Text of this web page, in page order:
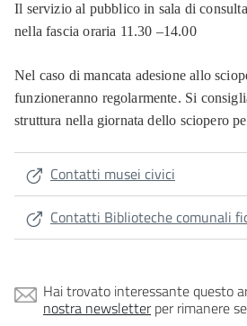
Il servizio al pubblico in sala di
nella fascia oraria 11.30 –14.00
Nel caso di mancata adesione allo
funzioneranno regolarmente. Si
struttura nella giornata dello sciopero
Contatti musei civici
Contatti Biblioteche comunali
Hai trovato interessante questo
nostra newsletterper rimanere